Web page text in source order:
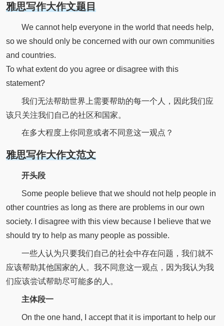
雅思写作大作文题目
We cannot help everyone in the world that needs help,
so we should only be concerned with our own communities
and countries.
To what extent do you agree or disagree with this
statement?
我们无法帮助世界上需要帮助的每一个人，因此我们应
该只关注我们自己的社区和国家。
在多大程度上你同意或者不同意这一观点？
雅思写作大作文范文
开头段
Some people believe that we should not help people in
other countries as long as there are problems in our own
society. I disagree with this view because I believe that we
should try to help as many people as possible.
一些人认为只要我们自己的社会中存在问题，我们就不
应该帮助其他国家的人。我不同意这一观点，因为我认为我
们应该尝试帮助尽可能多的人。
主体段一
On the one hand, I accept that it is important to help our